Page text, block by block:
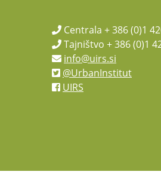
Centrala + 386 (0)1
Tajništvo + 386 (0)1
info@uirs.si
@UrbanInstitut
UIRS